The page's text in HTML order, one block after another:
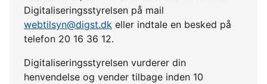
Digitaliseringsstyrelsen på mail
webtilsyn@digst.dk eller indtale en besked på
telefon 20 16 36 12.
Digitaliseringsstyrelsen vurderer din
henvendelse og vender tilbage inden 10